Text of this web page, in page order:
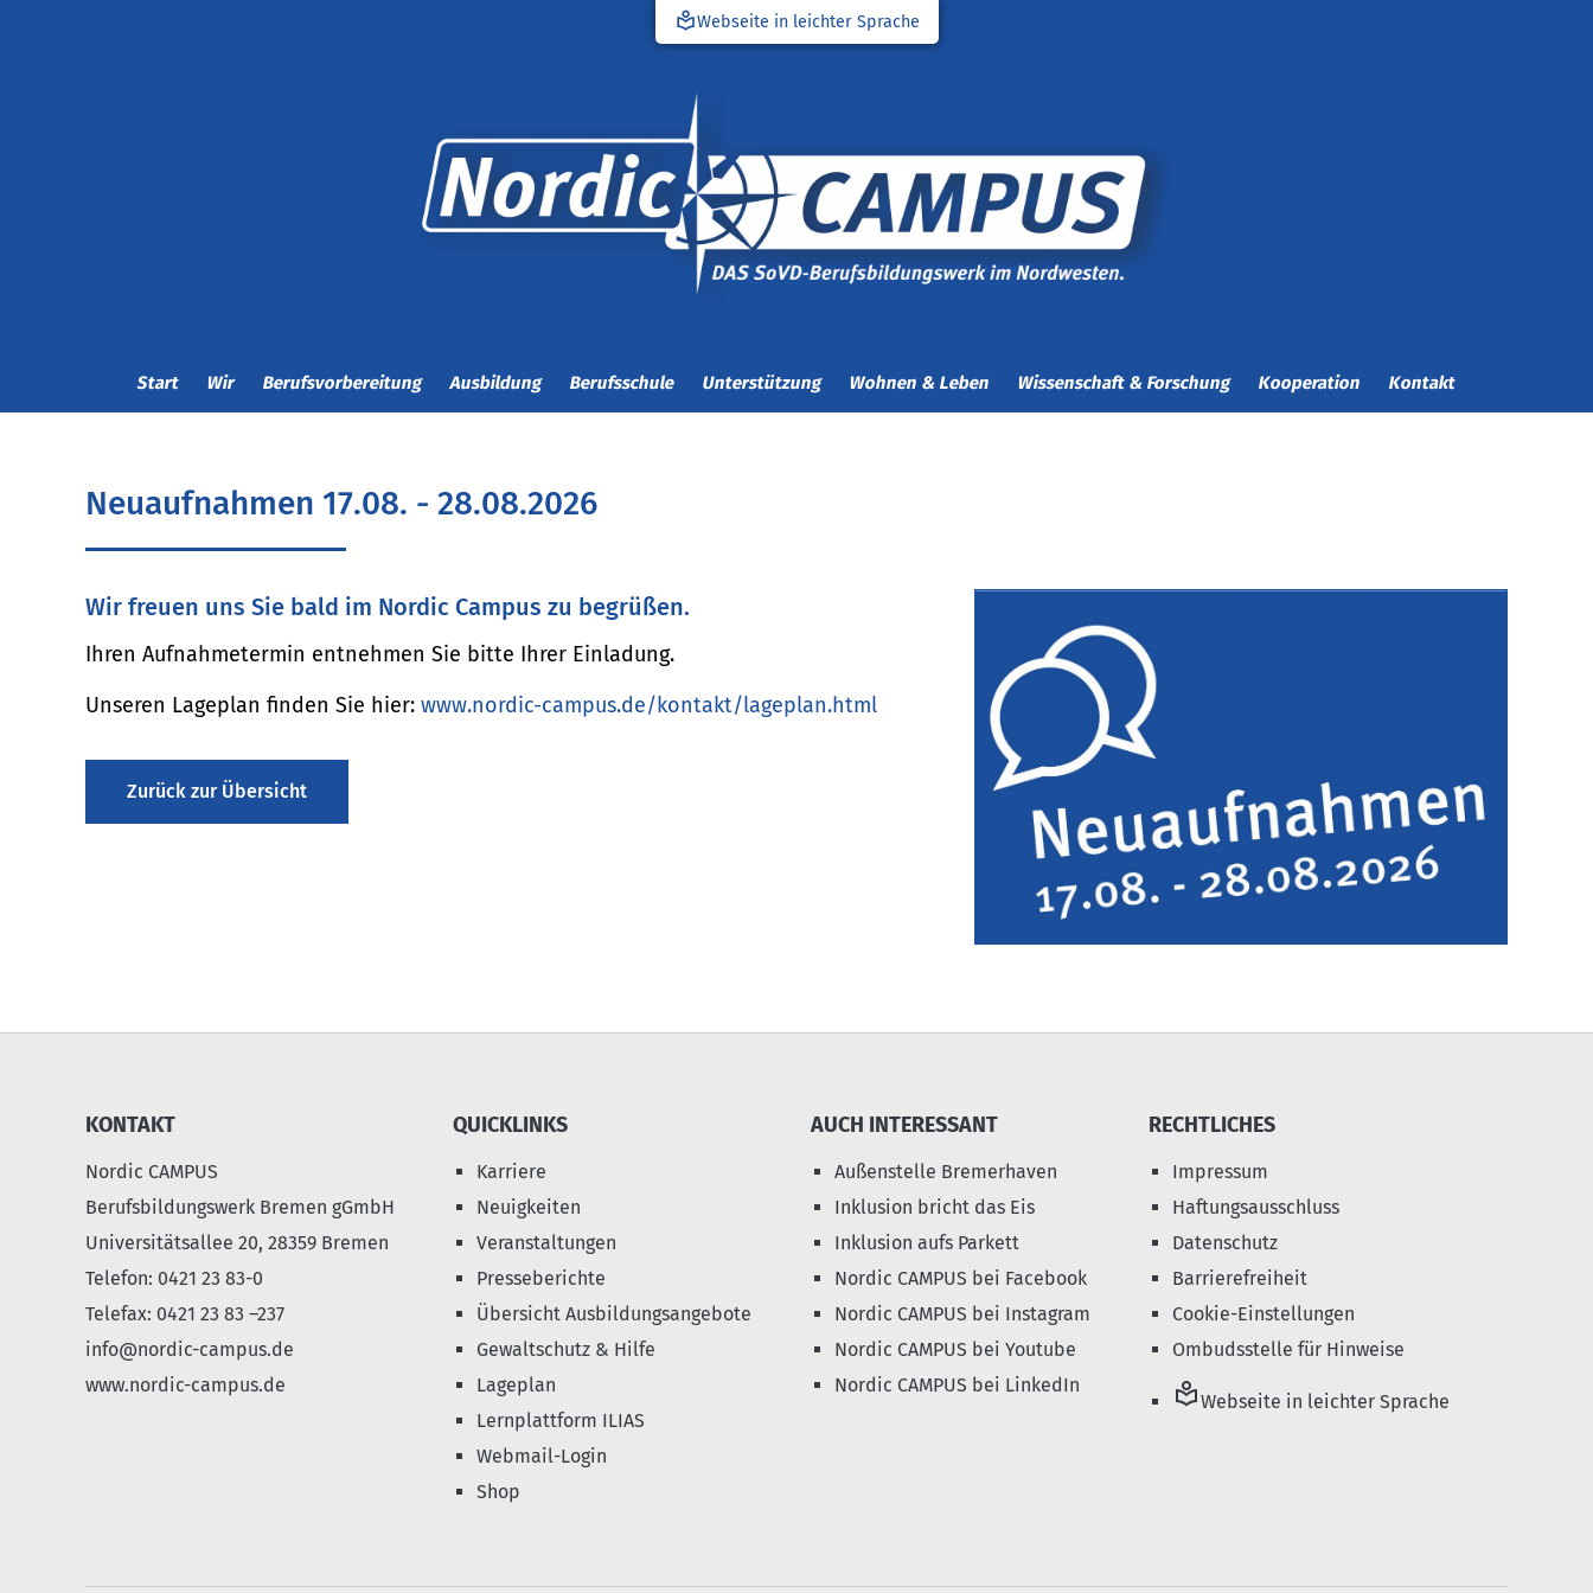
local_libraryWebseite in leichter Sprache
Start Wir Berufsvorbereitung Ausbildung Berufsschule Unterstützung Wohnen & Leben Wissenschaft & Forschung Kooperation Kontakt
Neuaufnahmen 17.08. - 28.08.2026
Wir freuen uns Sie bald im Nordic Campus zu begrüßen.
Ihren Aufnahmetermin entnehmen Sie bitte Ihrer Einladung.
Unseren Lageplan finden Sie hier: www.nordic-campus.de/kontakt/lageplan.html
Zurück zur Übersicht
KONTAKT
Nordic CAMPUS
Berufsbildungswerk Bremen gGmbH
Universitätsallee 20, 28359 Bremen
Telefon: 0421 23 83-0
Telefax: 0421 23 83 –237
info@nordic-campus.de
www.nordic-campus.de
QUICKLINKS
Karriere
Neuigkeiten
Veranstaltungen
Presseberichte
Übersicht Ausbildungsangebote
Gewaltschutz & Hilfe
Lageplan
Lernplattform ILIAS
Webmail-Login
Shop
AUCH INTERESSANT
Außenstelle Bremerhaven
Inklusion bricht das Eis
Inklusion aufs Parkett
Nordic CAMPUS bei Facebook
Nordic CAMPUS bei Instagram
Nordic CAMPUS bei Youtube
Nordic CAMPUS bei LinkedIn
RECHTLICHES
Impressum
Haftungsausschluss
Datenschutz
Barrierefreiheit
Cookie-Einstellungen
Ombudsstelle für Hinweise
local_libraryWebseite in leichter Sprache